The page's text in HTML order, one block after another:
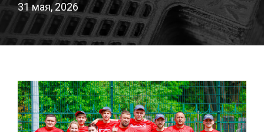
31 мая, 2026